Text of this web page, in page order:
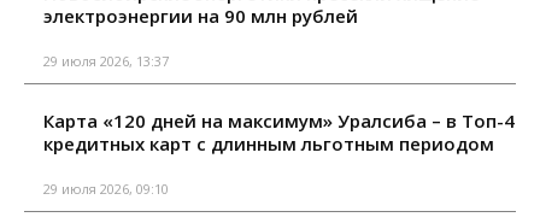
электроэнергии на 90 млн рублей
29 июля 2026, 13:37
Карта «120 дней на максимум» Уралсиба – в Топ-4
кредитных карт с длинным льготным периодом
29 июля 2026, 09:10